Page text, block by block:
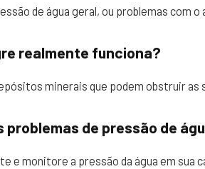
de água geral, ou problemas com o
realmente funciona?
minerais que podem obstruir as
de pressão de
e monitore a pressão da água em sua